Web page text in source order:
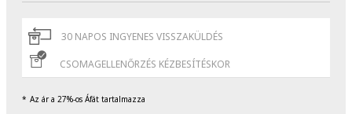
30 NAPOS INGYENES VISSZAKÜLDÉS
CSOMAGELLENŐRZÉS KÉZBESÍTÉSKOR
Az ár a 27%-os Áfát tartalmazza